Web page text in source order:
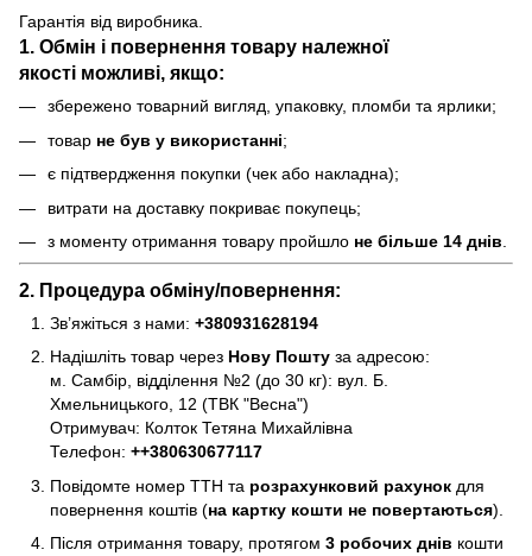
Гарантія від виробника.
1. Обмін і повернення товару належної
якості можливі, якщо:
збережено товарний вигляд, упаковку, пломби та ярлики;
товар не був у використанні;
є підтвердження покупки (чек або накладна);
витрати на доставку покриває покупець;
з моменту отримання товару пройшло не більше 14 днів
2. Процедура обміну/повернення:
Зв’яжіться з нами: +380931628194
Надішліть товар через Нову Пошту за адресою:
м. Самбір, відділення №2 (до 30 кг): вул. Б.
Хмельницького, 12 (ТВК "Весна")
Отримувач: Колток Тетяна Михайлівна
Телефон: ++380630677117
Повідомте номер ТТН та розрахунковий рахунок для
повернення коштів (на картку кошти не повертаються).
Після отримання товару, протягом 3 робочих днів кошти